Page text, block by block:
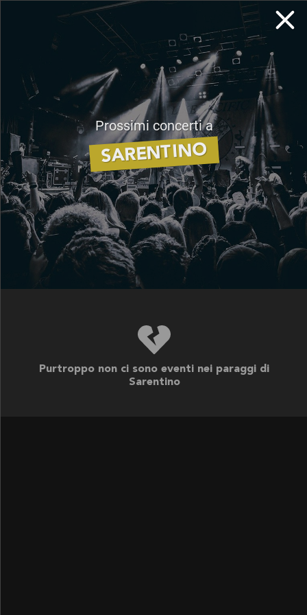
Prossimi concerti a
SARENTINO
Purtroppo non ci sono eventi nei paraggi di
Sarentino
DA NON PERDERE
LE ULTIME NOVITÀ
Chi siamo
Privacy
DISPONIBILE PER